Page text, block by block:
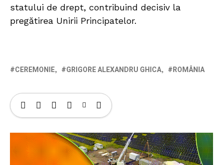
statului de drept, contribuind decisiv la
pregătirea Unirii Principatelor.
CEREMONIE GRIGORE ALEXANDRU GHICA ROMÂNIA